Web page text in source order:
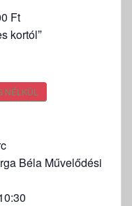
Ft
kortól
NÉLKÜL
Béla Művelődési